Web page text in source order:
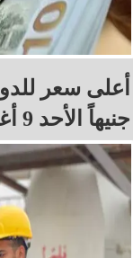
جنيهاً الأحد 9 أغسطس 2026